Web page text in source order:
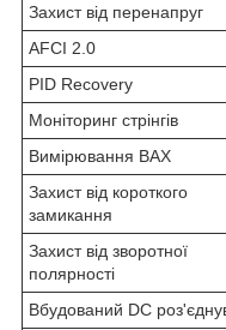
Захист від перенапруг
AFCI 2.0
PID Recovery
Моніторинг стрінгів
Вимірювання ВАХ
Захист від короткого
замикання
Захист від зворотної
полярності
Вбудований DC